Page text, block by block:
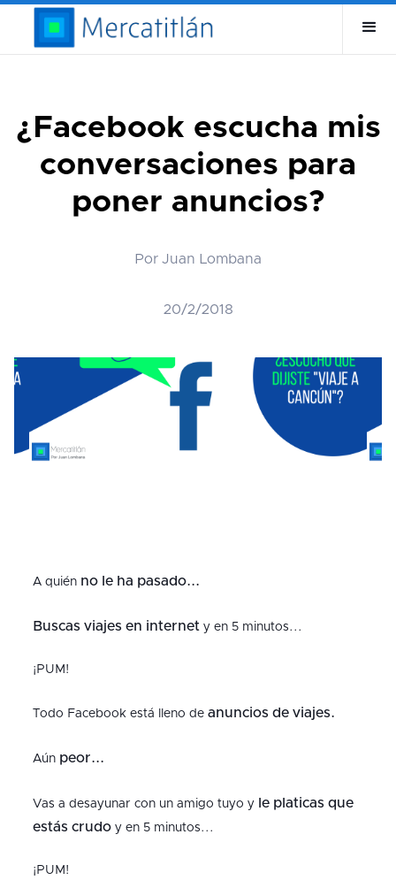
¿Facebook escucha mis
conversaciones para
poner anuncios?
Por Juan Lombana
20/2/2018
A quién no le ha pasado...
Buscas viajes en internety en 5 minutos...
¡PUM!
Todo Facebook está lleno de anuncios de viajes.
Aún peor...
Vas a desayunar con un amigo tuyo y le platicas que
estás crudoy en 5 minutos...
¡PUM!